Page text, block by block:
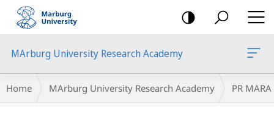
mobile
navigation
MArburg University Research Academy
Content
Breadcrumb-
Navigation
Home MArburg University Research Academy PR MARA